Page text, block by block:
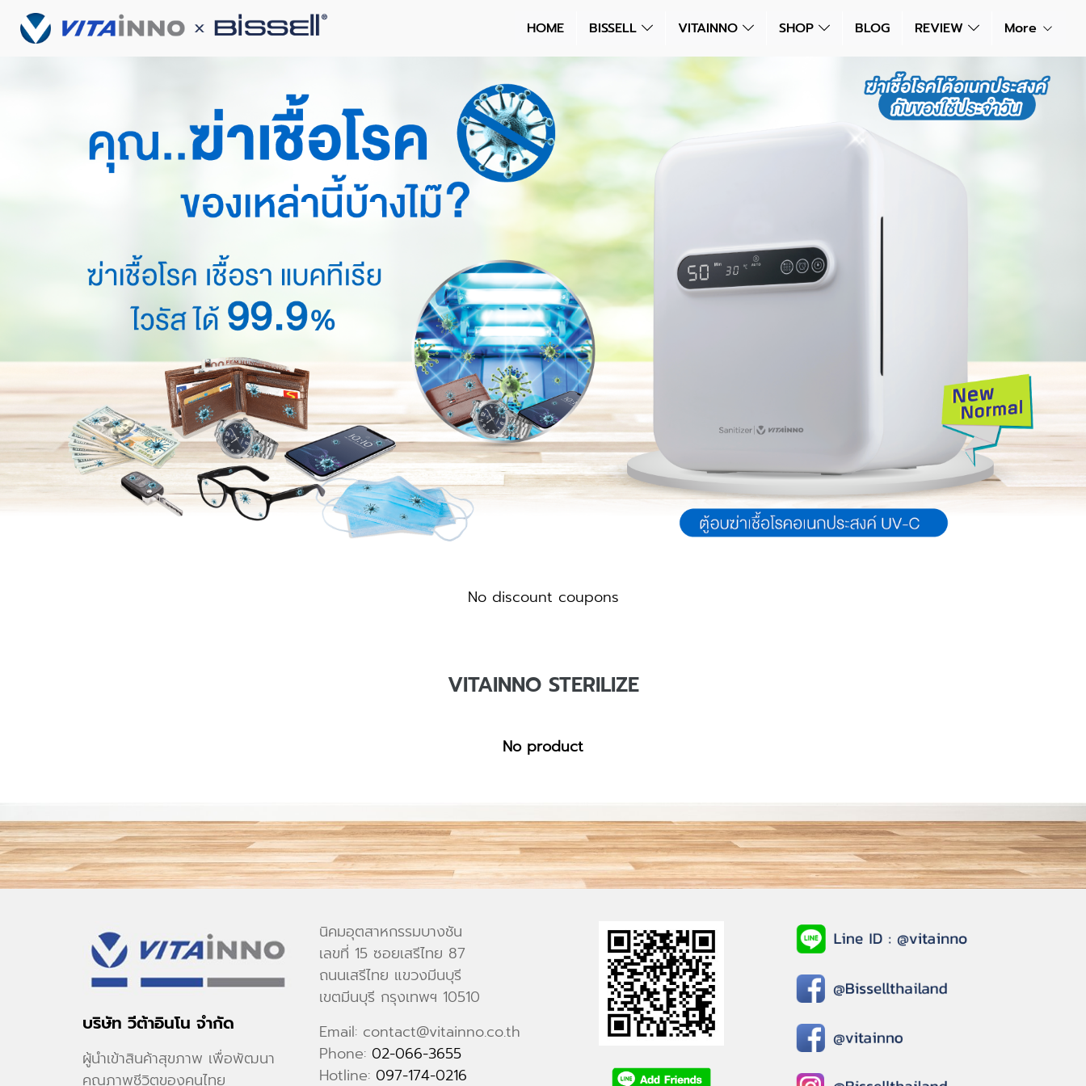
HOME BISSELL VITAINNO SHOP BLOG REVIEW More
No discount coupons
VITAINNO STERILIZE
No product
บริษัท วีต้าอินโน จำกัด
ผู้นำเข้าสินค้าสุขภาพ เพื่อพัฒนา
คุณภาพชีวิตของคนไทย
นิคมอุตสาหกรรมบางชัน
เลขที่ 15 ซอยเสรีไทย 87
ถนนเสรีไทย แขวงมีนบุรี
เขตมีนบุรี กรุงเทพฯ 10510
Email: contact@vitainno.co.th
Phone: 02-066-3655
Hotline: 097-174-0216